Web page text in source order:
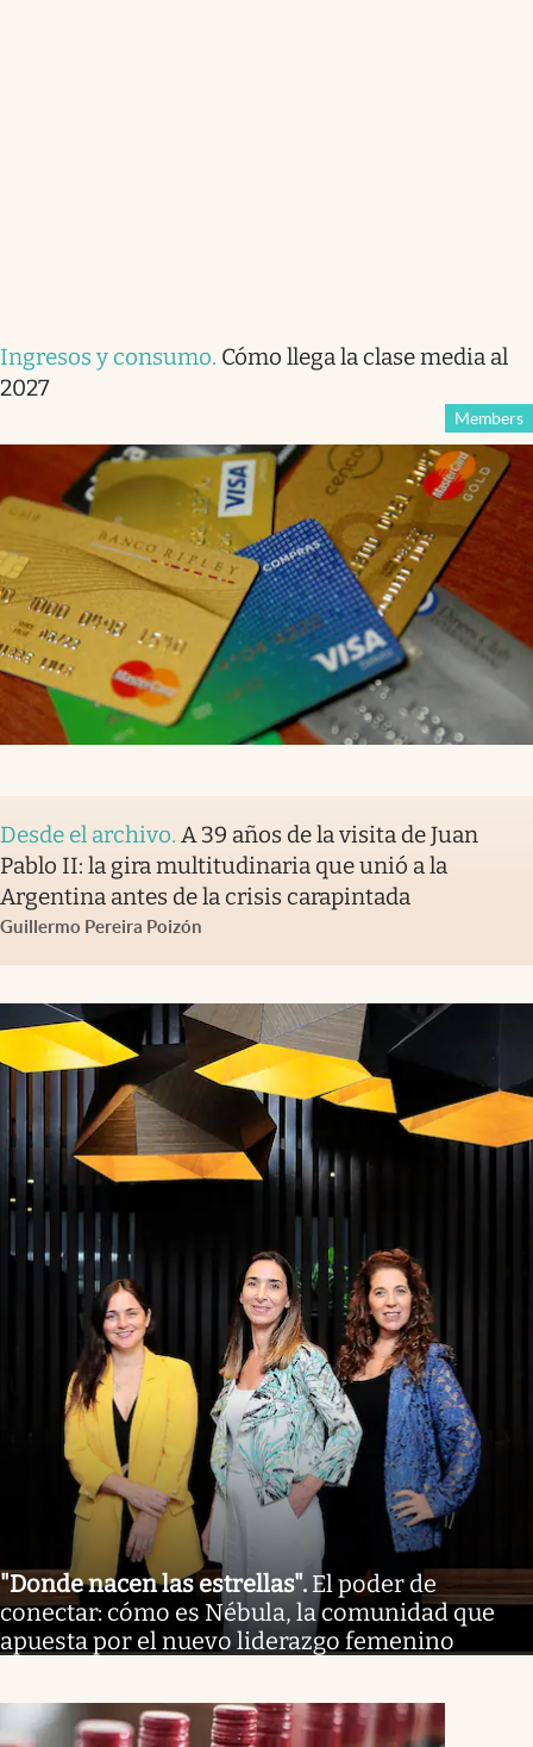
Ingresos y consumo. Cómo llega la clase media al
2027
Members
Desde el archivo. A 39 años de la visita de Juan
Pablo II: la gira multitudinaria que unió a la
Argentina antes de la crisis carapintada
Guillermo Pereira Poizón
"Donde nacen las estrellas". El poder de
conectar: cómo es Nébula, la comunidad que
apuesta por el nuevo liderazgo femenino